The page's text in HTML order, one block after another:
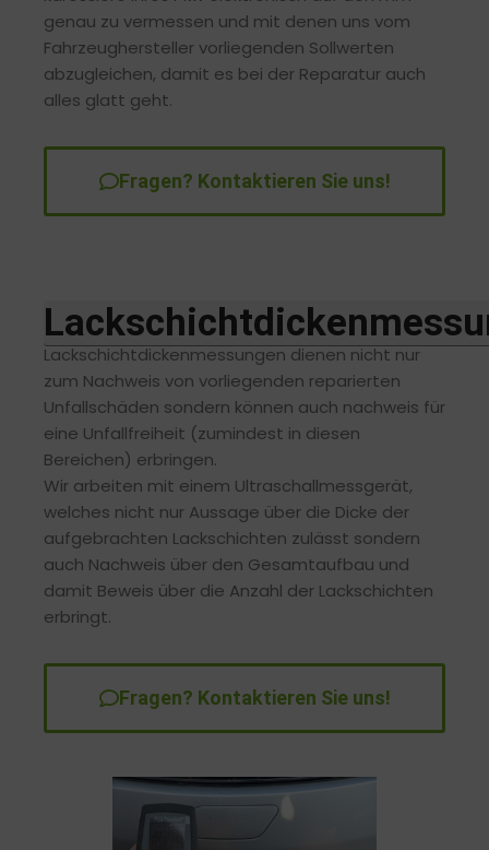
genau zu vermessen und mit denen uns vom
Fahrzeughersteller vorliegenden Sollwerten
abzugleichen, damit es bei der Reparatur auch
alles glatt geht.
Fragen? Kontaktieren Sie uns!
Lackschichtdickenmessungen dienen nicht nur
zum Nachweis von vorliegenden reparierten
Unfallschäden sondern können auch nachweis für
eine Unfallfreiheit (zumindest in diesen
Bereichen) erbringen.
Wir arbeiten mit einem Ultraschallmessgerät,
welches nicht nur Aussage über die Dicke der
aufgebrachten Lackschichten zulässt sondern
auch Nachweis über den Gesamtaufbau und
damit Beweis über die Anzahl der Lackschichten
erbringt.
Fragen? Kontaktieren Sie uns!